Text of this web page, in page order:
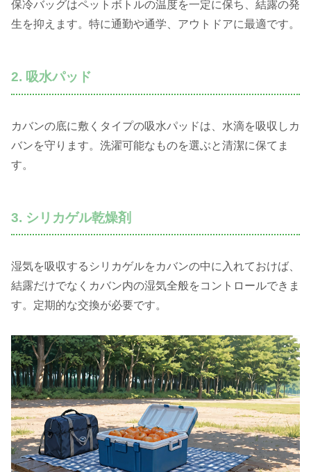
保冷バッグはペットボトルの温度を一定に保ち、結露の発
生を抑えます。特に通勤や通学、アウトドアに最適です。
2. 吸水パッド
カバンの底に敷くタイプの吸水パッドは、水滴を吸収しカ
バンを守ります。洗濯可能なものを選ぶと清潔に保てま
す。
3. シリカゲル乾燥剤
湿気を吸収するシリカゲルをカバンの中に入れておけば、
結露だけでなくカバン内の湿気全般をコントロールできま
す。定期的な交換が必要です。